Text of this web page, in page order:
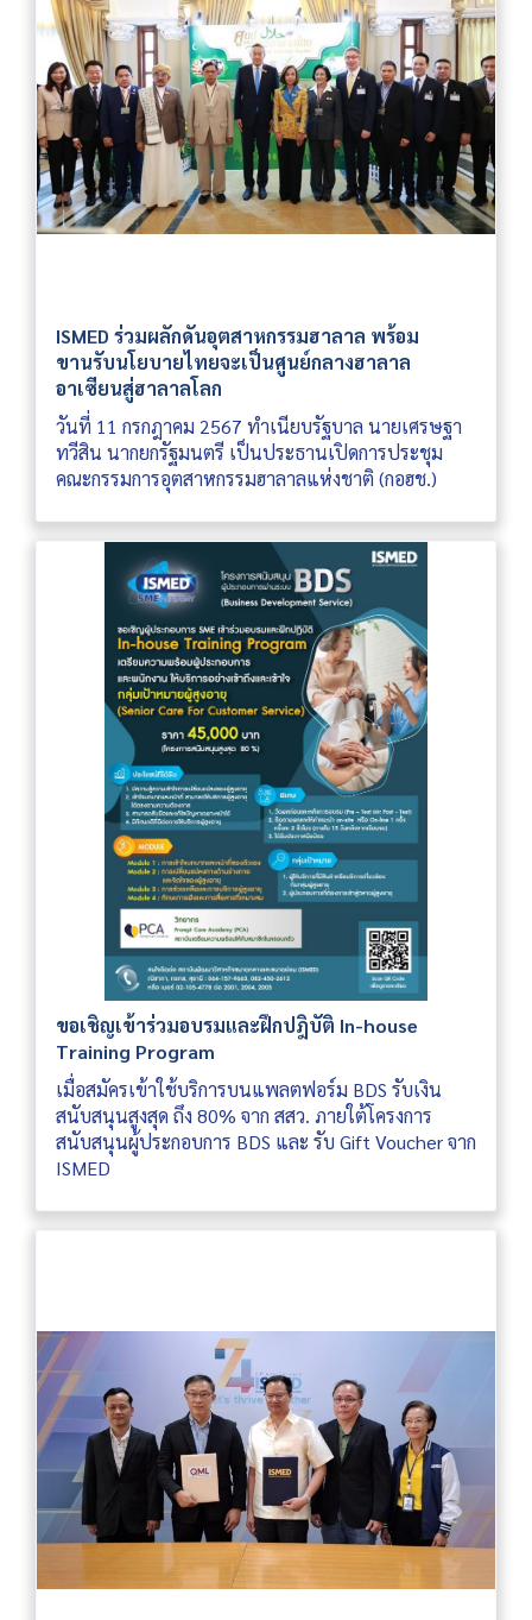
ISMED ร่วมผลักดันอุตสาหกรรมฮาลาล พร้อม
ขานรับนโยบายไทยจะเป็นศูนย์กลางฮาลาล
อาเซียนสู่ฮาลาลโลก
วันที่ 11 กรกฎาคม 2567 ทำเนียบรัฐบาล นายเศรษฐา
ทวีสิน นากยกรัฐมนตรี เป็นประธานเปิดการประชุม
คณะกรรมการอุตสาหกรรมฮาลาลแห่งชาติ (กอฮช.)
ขอเชิญเข้าร่วมอบรมและฝึกปฎิบัติ In-house
Training Program
เมื่อสมัครเข้าใช้บริการบนแพลตฟอร์ม BDS รับเงิน
สนับสนุนสูงสุด ถึง 80% จาก สสว. ภายใต้โครงการ
สนับสนุนผู้ประกอบการ BDS และ รับ Gift Voucher จาก
ISMED